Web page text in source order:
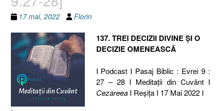
17 mai, 2022 Florin
137. TREI DECIZII DIVINE ŞI O
DECIZIE OMENEASCĂ
I Podcast I Pasaj Biblic : Evrei 9 :
27 – 28 I Meditaţii din Cuvânt I
CezareeaI Reşiţa I 17 Mai 2022 I